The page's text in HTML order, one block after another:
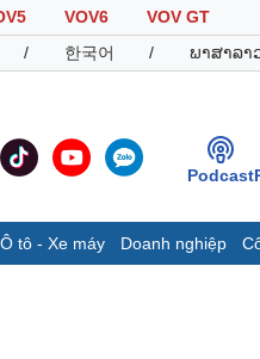
VOV6
VOV GT
/ 한국어 / ພາສາລາ
Podcast
Ô tô - Xe máy Doanh nghiệp